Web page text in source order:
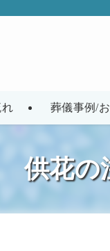
葬儀事例/
供花の